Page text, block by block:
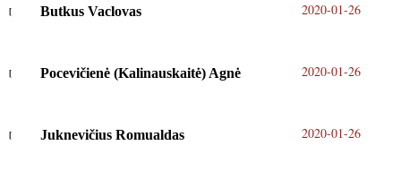
Butkus Vaclovas 2020-01-26
Pocevičienė (Kalinauskaitė) Agnė 2020-01-26
Juknevičius Romualdas 2020-01-26